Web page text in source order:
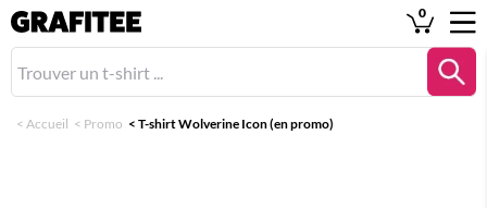
0
< Accueil < Promo < T-shirt Wolverine Icon (en promo)